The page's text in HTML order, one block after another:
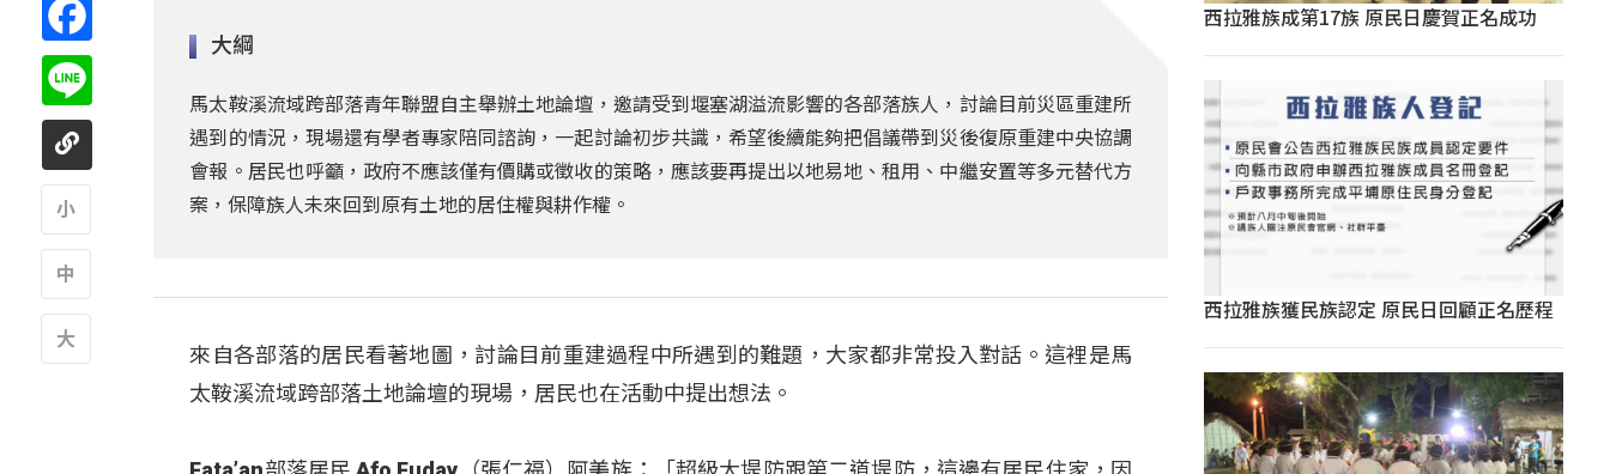
大綱
馬太鞍溪流域跨部落青年聯盟自主舉辦土地論壇，邀請受到堰塞湖溢流影響的各部落族人，討論目前災區重建所
遇到的情況，現場還有學者專家陪同諮詢，一起討論初步共識，希望後續能夠把倡議帶到災後復原重建中央協調
會報。居民也呼籲，政府不應該僅有價購或徵收的策略，應該要再提出以地易地、租用、中繼安置等多元替代方
案，保障族人未來回到原有土地的居住權與耕作權。
來自各部落的居民看著地圖，討論目前重建過程中所遇到的難題，大家都非常投入對話。這裡是馬
太鞍溪流域跨部落土地論壇的現場，居民也在活動中提出想法。
西拉雅族成第17族 原民日慶賀正名成功
西拉雅族獲民族認定 原民日回顧正名歷程